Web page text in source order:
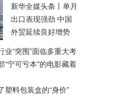
新华全媒头条丨 单月
出口表现强劲 中国
外贸延续良好增势
业“突围”面临多重大考
“宁可亏本”的电影藏着
塑料包装盒的“身价”